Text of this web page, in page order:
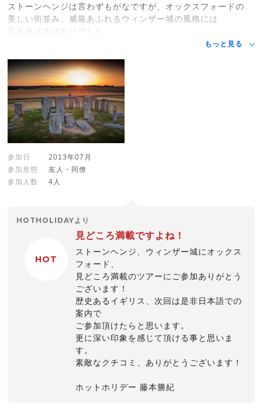
ストーンヘンジは言わずもがなですが、オックスフォードの
美しい街並み、威厳あふれるウィンザー城の風格には
目をみはるばかりでした。
もっと見る
参加日
2013年07月
参加形態
友人・同僚
参加人数
4人
HOTHOLIDAYより
HOT
見どころ満載ですよね！
ストーンヘンジ、ウィンザー城にオックス
フォード、
見どころ満載のツアーにご参加ありがとう
ございます！
歴史あるイギリス、次回は是非日本語での
案内で
ご参加頂けたらと思います。
更に深い印象を感じて頂ける事と思いま
す。
素敵なクチコミ、ありがとうございます！
ホットホリデー 藤本勝紀